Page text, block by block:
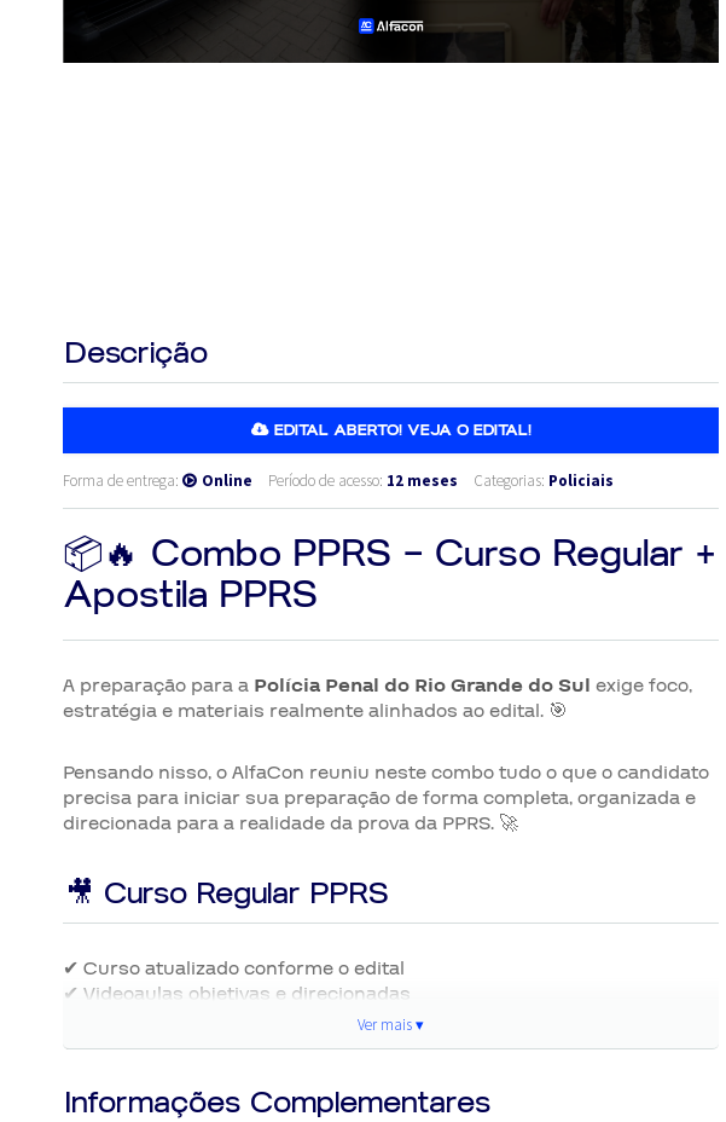
Descrição
EDITAL ABERTO! VEJA O EDITAL!
Forma de entrega: Online Período de acesso: 12 meses Categorias: Policiais
📦🔥 Combo PPRS – Curso Regular +
Apostila PPRS
A preparação para a Polícia Penal do Rio Grande do Sul exige foco,
estratégia e materiais realmente alinhados ao edital. 🎯
Pensando nisso, o AlfaCon reuniu neste combo tudo o que o candidato
precisa para iniciar sua preparação de forma completa, organizada e
direcionada para a realidade da prova da PPRS. 🚀
🎥 Curso Regular PPRS
✔ Curso atualizado conforme o edital
✔ Videoaulas objetivas e direcionadas
✔ Professores especialistas em concursos policiais
✔ Conteúdo focado nos assuntos mais cobrados
Ver mais ▾
Informações Complementares